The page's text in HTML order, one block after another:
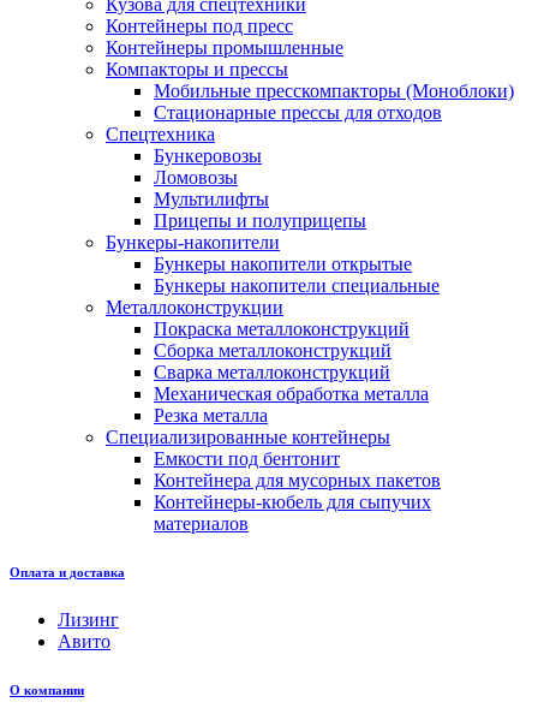
Кузова для спецтехники
Контейнеры под пресс
Контейнеры промышленные
Компакторы и прессы
Мобильные пресскомпакторы (Моноблоки)
Стационарные прессы для отходов
Спецтехника
Бункеровозы
Ломовозы
Мультилифты
Прицепы и полуприцепы
Бункеры-накопители
Бункеры накопители открытые
Бункеры накопители специальные
Металлоконструкции
Покраска металлоконструкций
Сборка металлоконструкций
Сварка металлоконструкций
Механическая обработка металла
Резка металла
Специализированные контейнеры
Емкости под бентонит
Контейнера для мусорных пакетов
Контейнеры-кюбель для сыпучих
материалов
Оплата и доставка
Лизинг
Авито
О компании